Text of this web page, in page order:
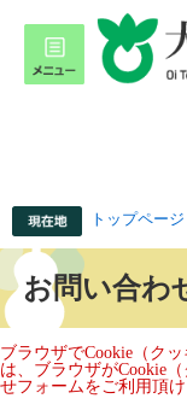
トップページ
お問い合わ
ブラウザでCookie（ク
は、ブラウザがCookie
せフォームをご利用頂け